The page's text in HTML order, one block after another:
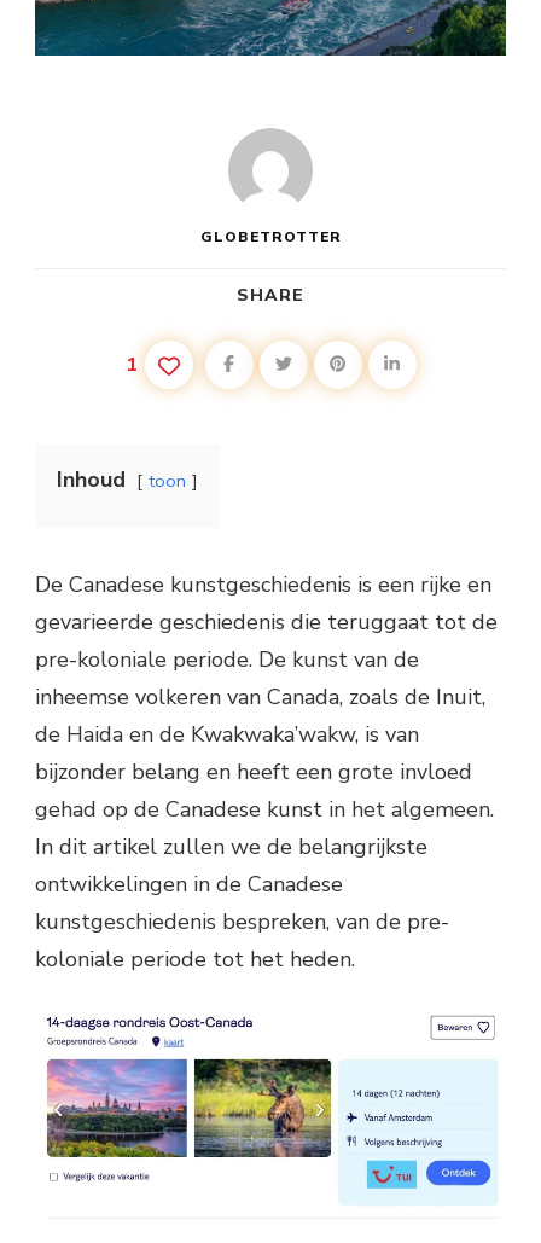
GLOBETROTTER
SHARE
1
Inhoud toon
De Canadese kunstgeschiedenis is een rijke en
gevarieerde geschiedenis die teruggaat tot de
pre-koloniale periode. De kunst van de
inheemse volkeren van Canada, zoals de Inuit,
de Haida en de Kwakwaka’wakw, is van
bijzonder belang en heeft een grote invloed
gehad op de Canadese kunst in het algemeen.
In dit artikel zullen we de belangrijkste
ontwikkelingen in de Canadese
kunstgeschiedenis bespreken, van de pre-
koloniale periode tot het heden.